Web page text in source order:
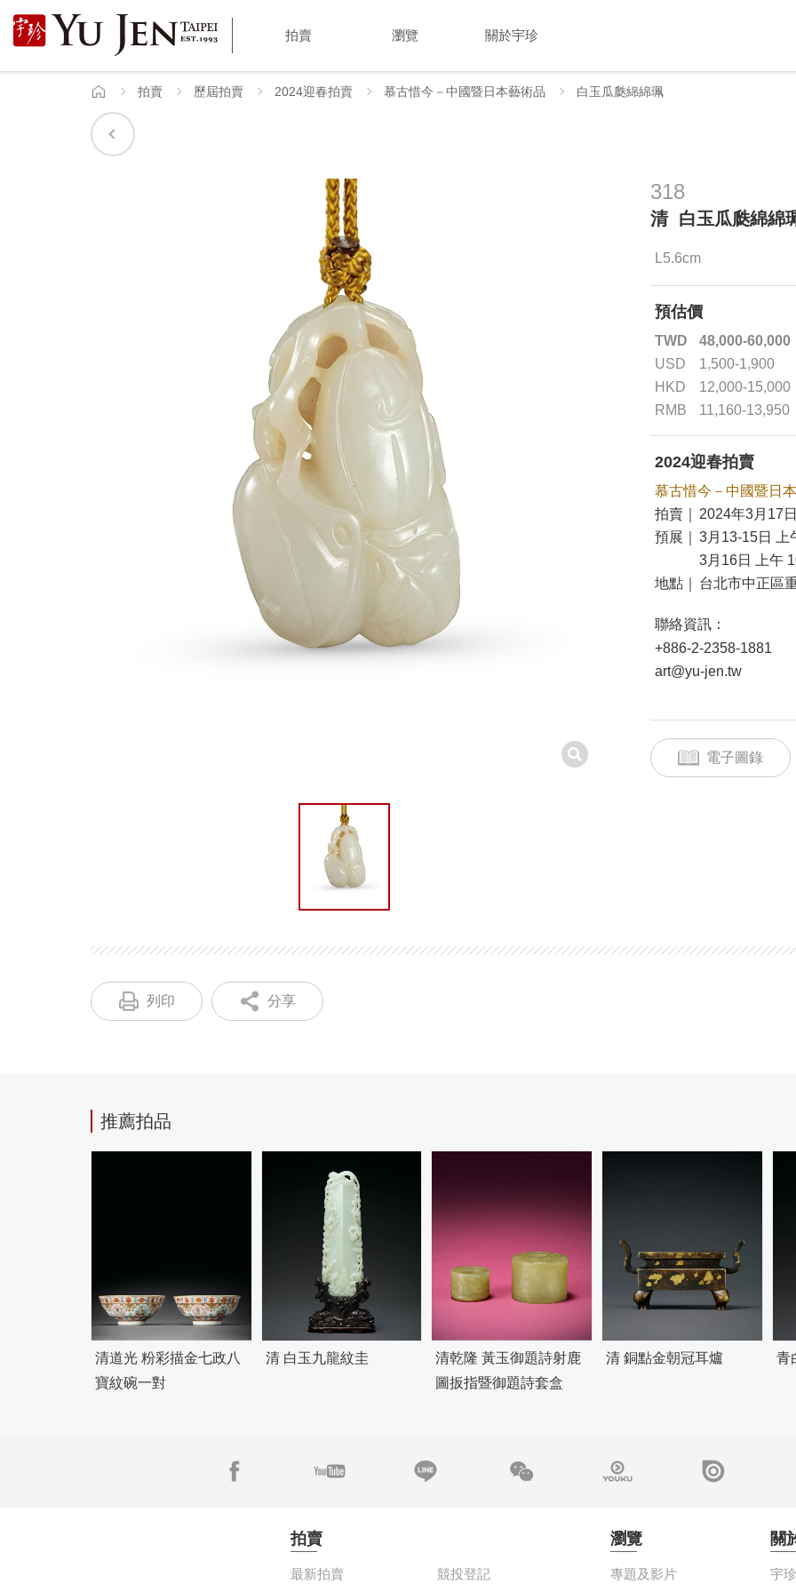
宇
珍
拍賣 瀏覽 關於宇珍
首
頁
拍賣 歷屆拍賣 2024迎春拍賣 慕古惜今－中國暨日本藝術品 白玉瓜瓞綿綿珮
318
清 白玉瓜瓞綿綿
L5.6cm
預估價
TWD
48,000-60,000
USD
1,500-1,900
HKD
12,000-15,000
RMB
11,160-13,950
2024迎春拍賣
慕古惜今－中國暨日
拍賣｜
2024年3月17
預展｜
3月13-15日 上
3月16日 上午
地點｜
台北市中正區
聯絡資訊：
+886-2-2358-1881
art@yu-jen.tw
電子圖錄
列印 分享
推薦拍品
清道光 粉彩描金七政八
寶紋碗一對
清 白玉九龍紋圭
清乾隆 黃玉御題詩射鹿
圖扳指暨御題詩套盒
清 銅點金朝冠耳爐 青
拍賣
最新拍賣 競投登記
瀏覽
專題及影片
關
宇